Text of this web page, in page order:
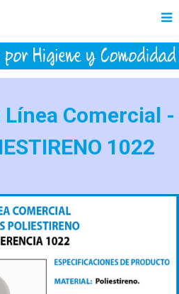
Comercial -
1022